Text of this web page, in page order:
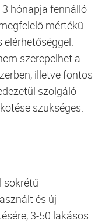
hónapja fennálló
mértékű
szerepelhet a
illetve fontos
szolgáló
szükséges.
sokrétű
és új
3-50 lakásos